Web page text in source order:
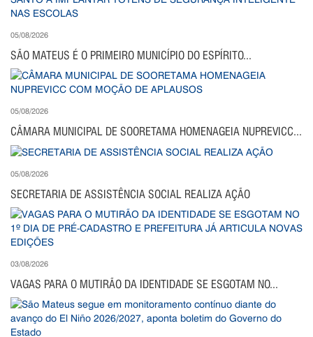
05/08/2026
SÃO MATEUS É O PRIMEIRO MUNICÍPIO DO ESPÍRITO...
05/08/2026
CÂMARA MUNICIPAL DE SOORETAMA HOMENAGEIA NUPREVICC...
05/08/2026
SECRETARIA DE ASSISTÊNCIA SOCIAL REALIZA AÇÃO
03/08/2026
VAGAS PARA O MUTIRÃO DA IDENTIDADE SE ESGOTAM NO...